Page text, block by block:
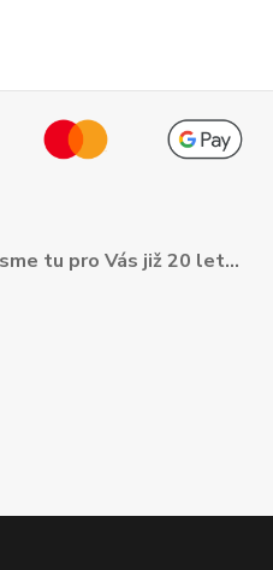
tu pro Vás již 20 let...